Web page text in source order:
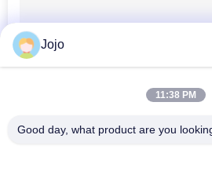
Jojo
11:38 PM
Good day, what product are you